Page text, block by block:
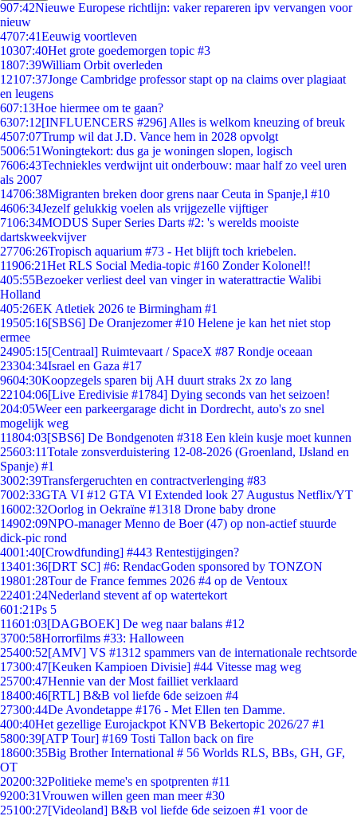
907:42Nieuwe Europese richtlijn: vaker repareren ipv vervangen voor
nieuw
4707:41Eeuwig voortleven
10307:40Het grote goedemorgen topic #3
1807:39William Orbit overleden
12107:37Jonge Cambridge professor stapt op na claims over plagiaat
en leugens
607:13Hoe hiermee om te gaan?
6307:12[INFLUENCERS #296] Alles is welkom kneuzing of breuk
4507:07Trump wil dat J.D. Vance hem in 2028 opvolgt
5006:51Woningtekort: dus ga je woningen slopen, logisch
7606:43Techniekles verdwijnt uit onderbouw: maar half zo veel uren
als 2007
14706:38Migranten breken door grens naar Ceuta in Spanje,l #10
4606:34Jezelf gelukkig voelen als vrijgezelle vijftiger
7106:34MODUS Super Series Darts #2: 's werelds mooiste
dartskweekvijver
27706:26Tropisch aquarium #73 - Het blijft toch kriebelen.
11906:21Het RLS Social Media-topic #160 Zonder Kolonel!!
405:55Bezoeker verliest deel van vinger in waterattractie Walibi
Holland
405:26EK Atletiek 2026 te Birmingham #1
19505:16[SBS6] De Oranjezomer #10 Helene je kan het niet stop
ermee
24905:15[Centraal] Ruimtevaart / SpaceX #87 Rondje oceaan
23304:34Israel en Gaza #17
9604:30Koopzegels sparen bij AH duurt straks 2x zo lang
22104:06[Live Eredivisie #1784] Dying seconds van het seizoen!
204:05Weer een parkeergarage dicht in Dordrecht, auto's zo snel
mogelijk weg
11804:03[SBS6] De Bondgenoten #318 Een klein kusje moet kunnen
25603:11Totale zonsverduistering 12-08-2026 (Groenland, IJsland en
Spanje) #1
3002:39Transfergeruchten en contractverlenging #83
7002:33GTA VI #12 GTA VI Extended look 27 Augustus Netflix/YT
16002:32Oorlog in Oekraïne #1318 Drone baby drone
14902:09NPO-manager Menno de Boer (47) op non-actief stuurde
dick-pic rond
4001:40[Crowdfunding] #443 Rentestijgingen?
13401:36[DRT SC] #6: RendacGoden sponsored by TONZON
19801:28Tour de France femmes 2026 #4 op de Ventoux
22401:24Nederland stevent af op watertekort
601:21Ps 5
11601:03[DAGBOEK] De weg naar balans #12
3700:58Horrorfilms #33: Halloween
25400:52[AMV] VS #1312 spammers van de internationale rechtsorde
17300:47[Keuken Kampioen Divisie] #44 Vitesse mag weg
25700:47Hennie van der Most failliet verklaard
18400:46[RTL] B&B vol liefde 6de seizoen #4
27300:44De Avondetappe #176 - Met Ellen ten Damme.
400:40Het gezellige Eurojackpot KNVB Bekertopic 2026/27 #1
5800:39[ATP Tour] #169 Tosti Tallon back on fire
18600:35Big Brother International # 56 Worlds RLS, BBs, GH, GF,
OT
20200:32Politieke meme's en spotprenten #11
9200:31Vrouwen willen geen man meer #30
25100:27[Videoland] B&B vol liefde 6de seizoen #1 voor de